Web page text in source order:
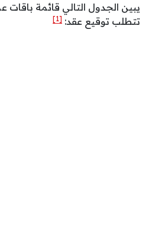
يبين الجدول التالي قائمة باقات
تتطلب توقيع عقد: [1]